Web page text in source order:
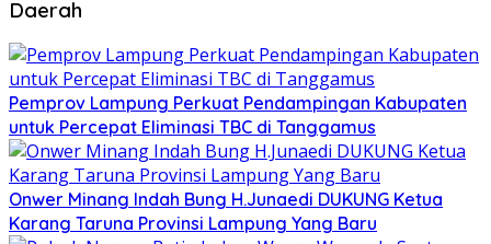
Daerah
Pemprov Lampung Perkuat Pendampingan Kabupaten
untuk Percepat Eliminasi TBC di Tanggamus
Onwer Minang Indah Bung H.Junaedi DUKUNG Ketua
Karang Taruna Provinsi Lampung Yang Baru